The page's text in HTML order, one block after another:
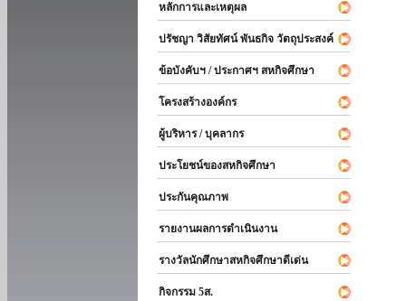
หลักการและเหตุผล
ปรัชญา วิสัยทัศน์ พันธกิจ วัตถุประสงค์
ข้อบังคับฯ / ประกาศฯ สหกิจศึกษา
โครงสร้างองค์กร
ผู้บริหาร / บุคลากร
ประโยชน์ของสหกิจศึกษา
ประกันคุณภาพ
รายงานผลการดำเนินงาน
รางวัลนักศึกษาสหกิจศึกษาดีเด่น
กิจกรรม 5ส.